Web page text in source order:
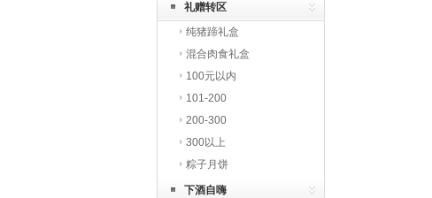
礼赠转区
纯猪蹄礼盒
混合肉食礼盒
100元以内
101-200
200-300
300以上
粽子月饼
下酒自嗨